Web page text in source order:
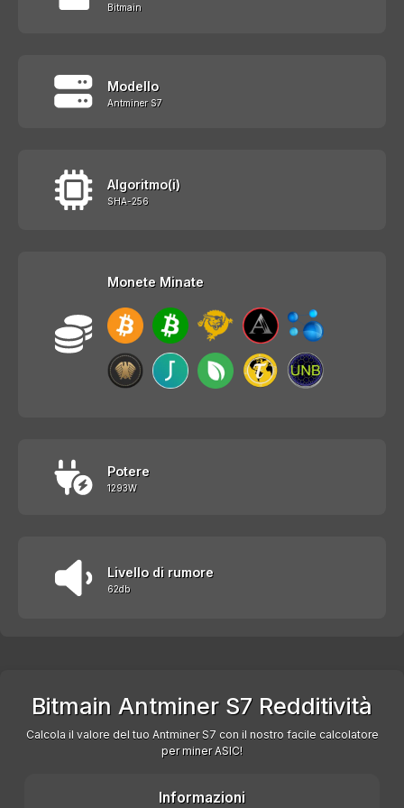
Bitmain
Modello
Antminer S7
Algoritmo(i)
SHA-256
Monete Minate
Potere
1293W
Livello di rumore
62db
Bitmain Antminer S7 Redditività
Calcola il valore del tuo Antminer S7 con il nostro facile calcolatore
per miner ASIC!
Informazioni